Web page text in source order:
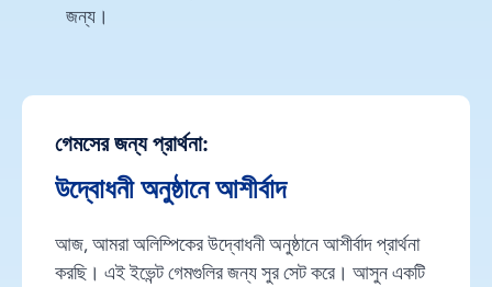
জন্য।
গেমসের জন্য প্রার্থনা:
উদ্বোধনী অনুষ্ঠানে আশীর্বাদ
আজ, আমরা অলিম্পিকের উদ্বোধনী অনুষ্ঠানে আশীর্বাদ প্রার্থনা
করছি। এই ইভেন্ট গেমগুলির জন্য সুর সেট করে। আসুন একটি